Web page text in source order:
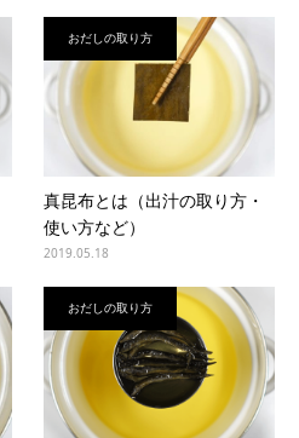
おだしの取り方
真昆布とは（出汁の取り方・
使い方など）
2019.05.18
おだしの取り方